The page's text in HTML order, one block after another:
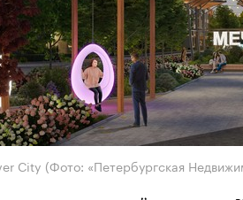
City (Фото: «Петербургская